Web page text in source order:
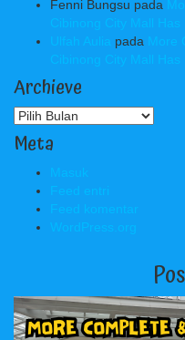
Fenni Bungsu pada
Cibinong City Mall Has
Ulfah Aulia pada More
Cibinong City Mall Has
Archieve
Archieve
Meta
Masuk
Feed entri
Feed komentar
WordPress.org